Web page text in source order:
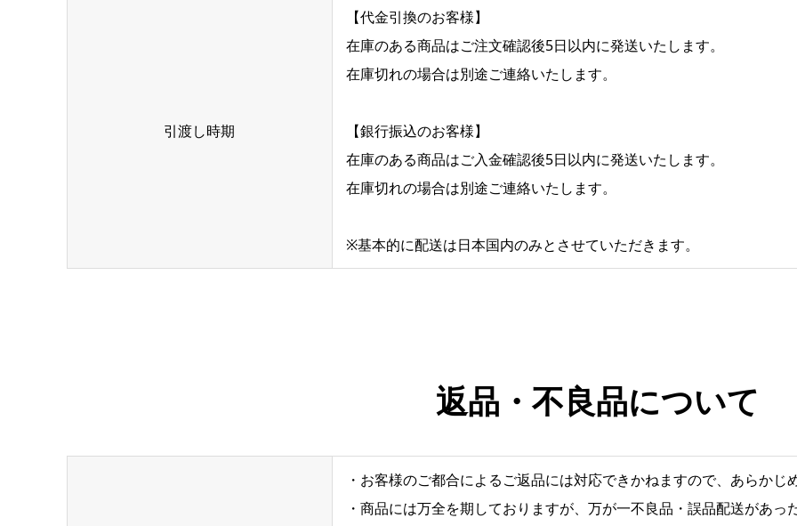
引渡し時期
【代金引換のお客様】
在庫のある商品はご注文確認後5日以内に発送いたします。
在庫切れの場合は別途ご連絡いたします。
【銀行振込のお客様】
在庫のある商品はご入金確認後5日以内に発送いたします。
在庫切れの場合は別途ご連絡いたします。
※基本的に配送は日本国内のみとさせていただきます。
返品・不良品について
・お客様のご都合によるご返品には対応できかねますので、あらかじ
・商品には万全を期しておりますが、万が一不良品・誤品配送があ